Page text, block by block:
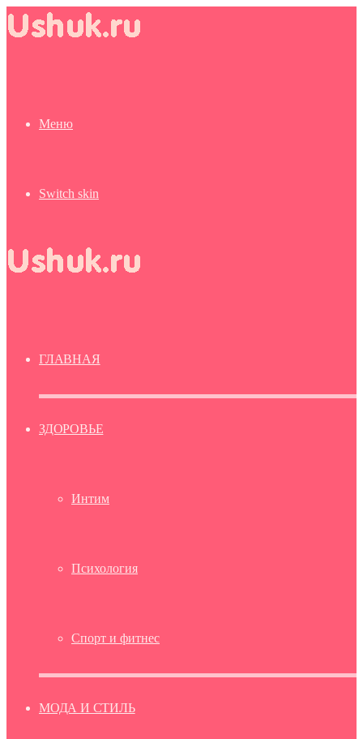
Меню
Switch skin
ГЛАВНАЯ
ЗДОРОВЬЕ
Интим
Психология
Спорт и фитнес
МОДА И СТИЛЬ